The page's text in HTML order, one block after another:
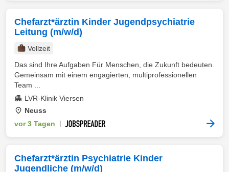
Chefarzt*ärztin Kinder Jugendpsychiatrie
Leitung (m/w/d)
Vollzeit
Das sind Ihre Aufgaben Für Menschen, die Zukunft bedeuten.
Gemeinsam mit einem engagierten, multiprofessionellen
Team ...
LVR-Klinik Viersen
Neuss
vor 3 Tagen
Chefarzt*ärztin Psychiatrie Kinder
Jugendliche (m/w/d)